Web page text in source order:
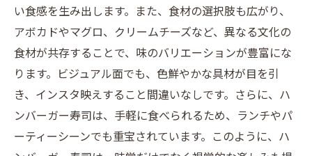
い食感を生み出します。また、食材の選択肢も広がり、
アボカドやマグロ、クリームチーズなど、異なる文化の
食材が共存することで、味のバリエーションが豊富にな
ります。ビジュアル面でも、色鮮やかな具材が目を引
き、インスタ映えすること間違いなしです。さらに、ハ
ンバーガー寿司は、手軽に食べられるため、ランチやパ
ーティーシーンでも重宝されています。このように、ハ